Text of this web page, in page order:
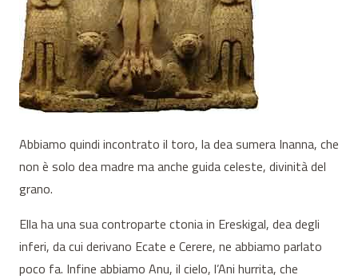
Abbiamo quindi incontrato il toro, la dea sumera Inanna, che
non è solo dea madre ma anche guida celeste, divinità del
grano.
Ella ha una sua controparte ctonia in Ereskigal, dea degli
inferi, da cui derivano Ecate e Cerere, ne abbiamo parlato
poco fa. Infine abbiamo Anu, il cielo, l’Ani hurrita, che